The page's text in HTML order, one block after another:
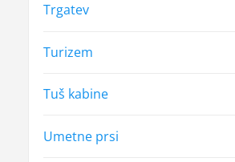
Trgatev
Turizem
Tuš kabine
Umetne prsi